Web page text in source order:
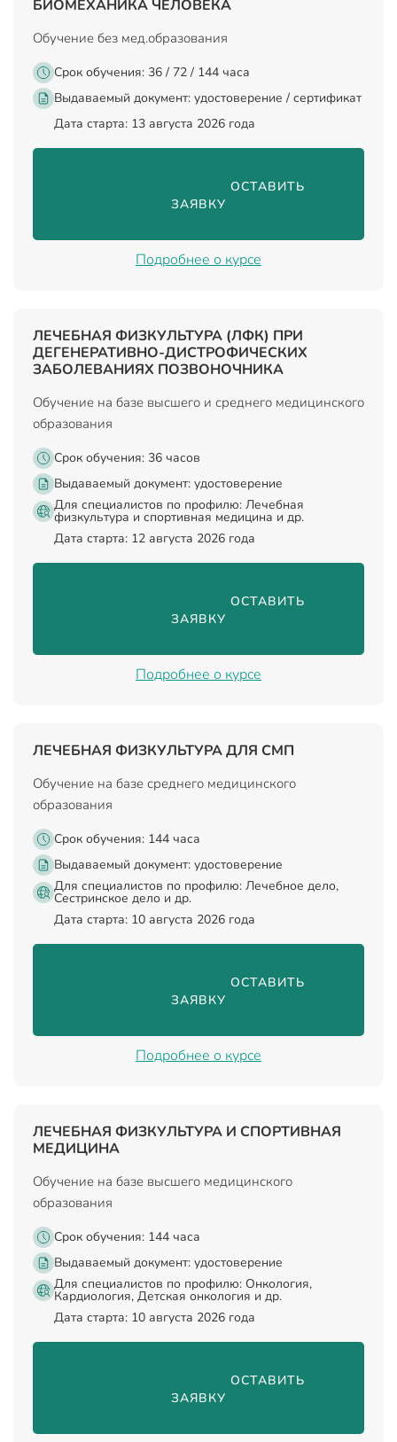
БИОМЕХАНИКА ЧЕЛОВЕКА
Обучение без мед.образования
Срок обучения: 36 / 72 / 144 часа
Выдаваемый документ: удостоверение / сертификат
Дата старта: 13 августа 2026 года
                                ОСТАВИТЬ
ЗАЯВКУ
Подробнее о курсе
ЛЕЧЕБНАЯ ФИЗКУЛЬТУРА (ЛФК) ПРИ
ДЕГЕНЕРАТИВНО-ДИСТРОФИЧЕСКИХ
ЗАБОЛЕВАНИЯХ ПОЗВОНОЧНИКА
Обучение на базе высшего и среднего медицинского
образования
Срок обучения: 36 часов
Выдаваемый документ: удостоверение
Для специалистов по профилю: Лечебная
физкультура и спортивная медицина и др.
Дата старта: 12 августа 2026 года
                                ОСТАВИТЬ
ЗАЯВКУ
Подробнее о курсе
ЛЕЧЕБНАЯ ФИЗКУЛЬТУРА ДЛЯ СМП
Обучение на базе среднего медицинского
образования
Срок обучения: 144 часа
Выдаваемый документ: удостоверение
Для специалистов по профилю: Лечебное дело,
Сестринское дело и др.
Дата старта: 10 августа 2026 года
                                ОСТАВИТЬ
ЗАЯВКУ
Подробнее о курсе
ЛЕЧЕБНАЯ ФИЗКУЛЬТУРА И СПОРТИВНАЯ
МЕДИЦИНА
Обучение на базе высшего медицинского
образования
Срок обучения: 144 часа
Выдаваемый документ: удостоверение
Для специалистов по профилю: Онкология,
Кардиология, Детская онкология и др.
Дата старта: 10 августа 2026 года
                                ОСТАВИТЬ
ЗАЯВКУ